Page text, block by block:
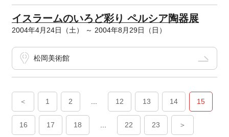
イスラームのいろど彩り ペルシア陶器展
2004年4月24日（土） ～ 2004年8月29日（日）
松岡美術館
＜ 1 2 12 13 14 15
16 17 18 22 23 ＞